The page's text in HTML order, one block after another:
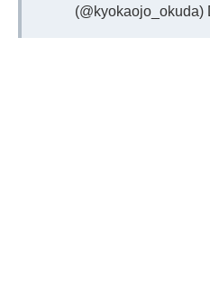
(@kyokaojo_okuda)